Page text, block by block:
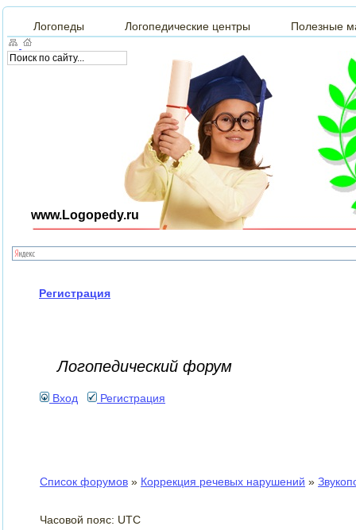
Логопеды Логопедические центры Полезные
www.Logopedy.ru
Регистрация
Логопедический форум
Вход Регистрация
Список форумов » Коррекция речевых нарушений »
Часовой пояс: UTC